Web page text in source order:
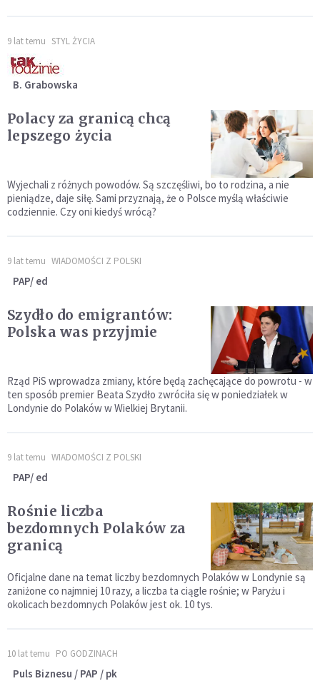
9 lat temu STYL ŻYCIA
B. Grabowska
Polacy za granicą chcą
lepszego życia
Wyjechali z różnych powodów. Są szczęśliwi, bo to rodzina, a nie
pieniądze, daje siłę. Sami przyznają, że o Polsce myślą właściwie
codziennie. Czy oni kiedyś wrócą?
9 lat temu WIADOMOŚCI Z POLSKI
PAP/ ed
Szydło do emigrantów:
Polska was przyjmie
Rząd PiS wprowadza zmiany, które będą zachęcające do powrotu - w
ten sposób premier Beata Szydło zwróciła się w poniedziałek w
Londynie do Polaków w Wielkiej Brytanii.
9 lat temu WIADOMOŚCI Z POLSKI
PAP/ ed
Rośnie liczba
bezdomnych Polaków za
granicą
Oficjalne dane na temat liczby bezdomnych Polaków w Londynie są
zaniżone co najmniej 10 razy, a liczba ta ciągle rośnie; w Paryżu i
okolicach bezdomnych Polaków jest ok. 10 tys.
10 lat temu PO GODZINACH
Puls Biznesu / PAP / pk